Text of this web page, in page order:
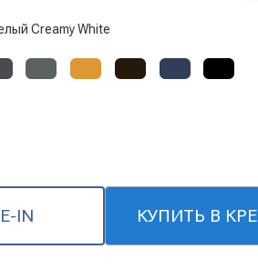
Creamy White
IN КУПИТЬ В